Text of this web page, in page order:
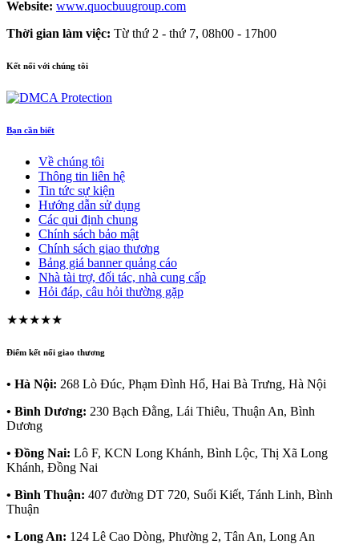
Website: www.quocbuugroup.com
Thời gian làm việc: Từ thứ 2 - thứ 7, 08h00 - 17h00
Kết nối với chúng tôi
Bạn cần biết
Về chúng tôi
Thông tin liên hệ
Tin tức sự kiện
Hướng dẫn sử dụng
Các qui định chung
Chính sách bảo mật
Chính sách giao thương
Bảng giá banner quảng cáo
Nhà tài trợ, đối tác, nhà cung cấp
Hỏi đáp, câu hỏi thường gặp
★★★★★
Điểm kết nối giao thương
• Hà Nội: 268 Lò Đúc, Phạm Đình Hổ, Hai Bà Trưng, Hà Nội
• Bình Dương: 230 Bạch Đằng, Lái Thiêu, Thuận An, Bình
Dương
• Đồng Nai: Lô F, KCN Long Khánh, Bình Lộc, Thị Xã Long
Khánh, Đồng Nai
• Bình Thuận: 407 đường DT 720, Suối Kiết, Tánh Linh, Bình
Thuận
• Long An: 124 Lê Cao Dòng, Phường 2, Tân An, Long An